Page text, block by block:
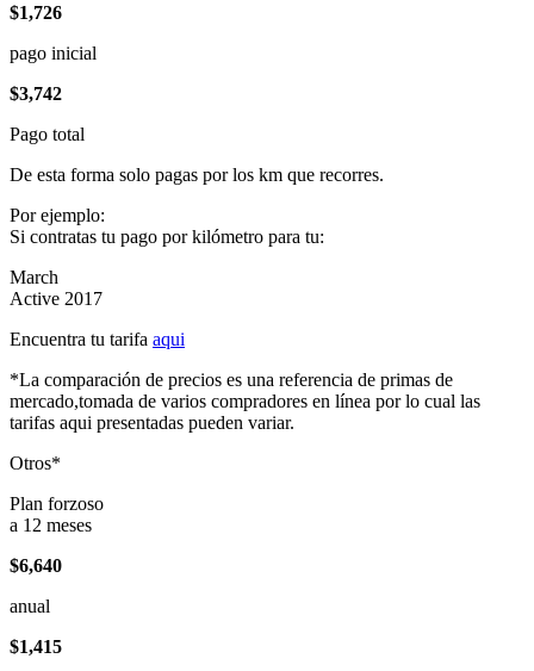
$1,726
pago inicial
$3,742
Pago total
De esta forma solo pagas por los km que recorres.
Por ejemplo:
Si contratas tu pago por kilómetro para tu:
March
Active 2017
Encuentra tu tarifa aqui
*La comparación de precios es una referencia de primas de
mercado,tomada de varios compradores en línea por lo cual las
tarifas aqui presentadas pueden variar.
Otros*
Plan forzoso
a 12 meses
$6,640
anual
$1,415